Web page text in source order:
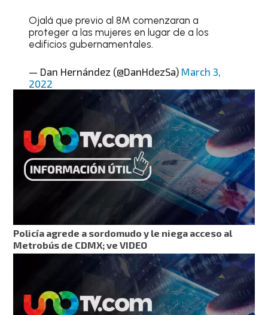
Ojalá que previo al 8M comenzaran a
proteger a las mujeres en lugar de a los
edificios gubernamentales.
— Dan Hernández (@DanHdezSa) March 3,
2022
Policía agrede a sordomudo y le niega acceso al
Metrobús de CDMX; ve VIDEO